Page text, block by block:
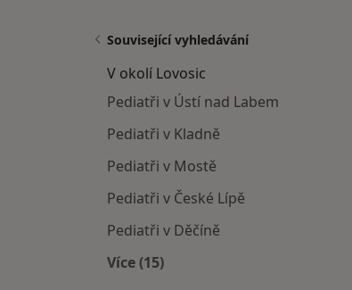
Související vyhledávání
V okolí Lovosic
Pediatři v Ústí nad Labem
Pediatři v Kladně
Pediatři v Mostě
Pediatři v České Lípě
Pediatři v Děčíně
Více (15)